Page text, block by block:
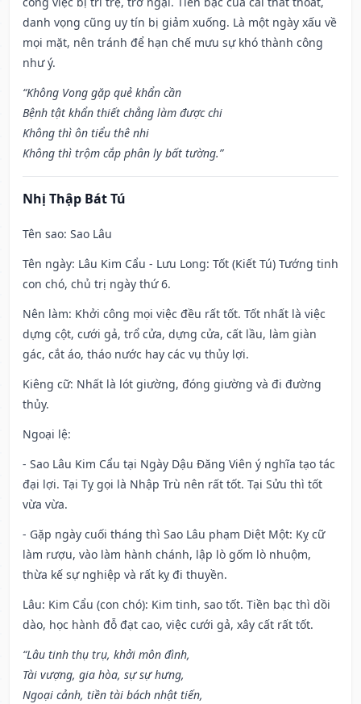
danh vọng cũng uy tín bị giảm xuống. Là một ngày xấu về
mọi mặt, nên tránh để hạn chế mưu sự khó thành công
như ý.
“Không Vong gặp quẻ khẩn cần
Bệnh tật khẩn thiết chẳng làm được chi
Không thì ôn tiểu thê nhi
Không thì trộm cắp phân ly bất tường.”
Nhị Thập Bát Tú
Tên sao: Sao Lâu
Tên ngày: Lâu Kim Cẩu - Lưu Long: Tốt (Kiết Tú) Tướng tinh
con chó, chủ trị ngày thứ 6.
Nên làm: Khởi công mọi việc đều rất tốt. Tốt nhất là việc
dựng cột, cưới gả, trổ cửa, dựng cửa, cất lầu, làm giàn
gác, cắt áo, tháo nước hay các vụ thủy lợi.
Kiêng cữ: Nhất là lót giường, đóng giường và đi đường
thủy.
Ngoại lệ:
- Sao Lâu Kim Cẩu tại Ngày Dậu Đăng Viên ý nghĩa tạo tác
đại lợi. Tại Tỵ gọi là Nhập Trù nên rất tốt. Tại Sửu thì tốt
vừa vừa.
- Gặp ngày cuối tháng thì Sao Lâu phạm Diệt Một: Kỵ cữ
làm rượu, vào làm hành chánh, lập lò gốm lò nhuộm,
thừa kế sự nghiệp và rất kỵ đi thuyền.
Lâu: Kim Cẩu (con chó): Kim tinh, sao tốt. Tiền bạc thì dồi
dào, học hành đỗ đạt cao, việc cưới gả, xây cất rất tốt.
“Lâu tinh thụ trụ, khởi môn đình,
Tài vượng, gia hòa, sự sự hưng,
Ngoại cảnh, tiền tài bách nhật tiến,